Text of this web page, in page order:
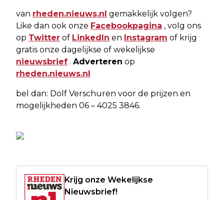
van rheden.nieuws.nl gemakkelijk volgen?
Like dan ook onze Facebookpagina , volg ons
op Twitter of LinkedIn en Instagram of krijg
gratis onze dagelijkse of wekelijkse
nieuwsbrief . Adverteren op
rheden.nieuws.nl
bel dan: Dolf Verschuren voor de prijzen en
mogelijkheden 06 – 4025 3846.
Krijg onze Wekelijkse
Nieuwsbrief!